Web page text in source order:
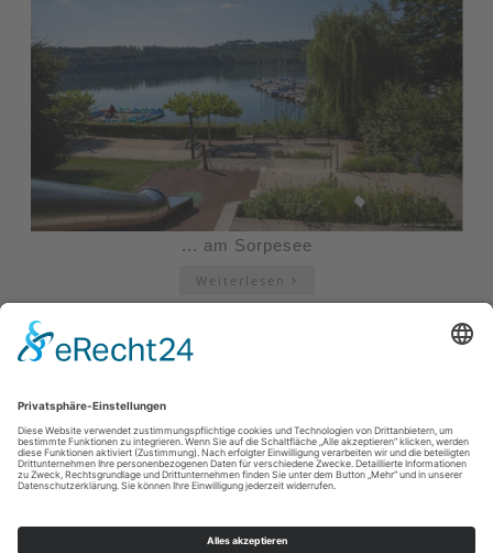
... am Sorpesee
Weiterlesen
Impressum|Datenschutzerklärung|Barrierefreiheitserklärung|
Kontakt
E: info@sauerland.com